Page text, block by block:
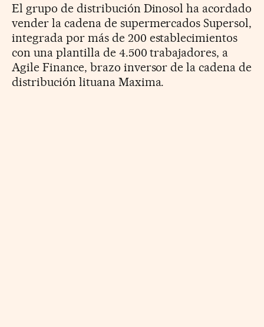
El grupo de distribución Dinosol ha acordado
vender la cadena de supermercados Supersol,
integrada por más de 200 establecimientos
con una plantilla de 4.500 trabajadores, a
Agile Finance, brazo inversor de la cadena de
distribución lituana Maxima.